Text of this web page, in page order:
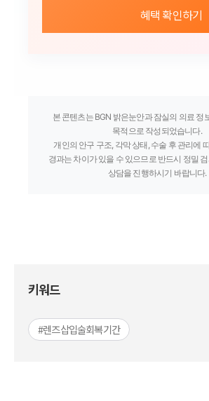
혜택 확인하기
본 콘텐츠는 BGN 밝은눈안과 잠실의 의료 정
목적으로 작성되었습니다.
개인의 안구 구조, 각막 상태, 수술 후 관리에
경과는 차이가 있을 수 있으므로 반드시 정밀
상담을 진행하시기 바랍니다.
키워드
#렌즈삽입술회복기간